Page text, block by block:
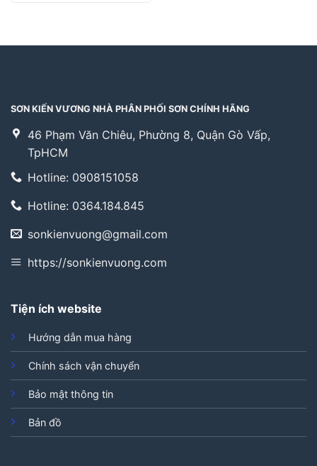
SƠN KIẾN VƯƠNG NHÀ PHÂN PHỐI SƠN CHÍNH HÃNG
46 Phạm Văn Chiêu, Phường 8, Quận Gò Vấp,
TpHCM
Hotline: 0908151058
Hotline: 0364.184.845
sonkienvuong@gmail.com
https://sonkienvuong.com
Tiện ích website
Hướng dẫn mua hàng
Chính sách vận chuyển
Bảo mật thông tin
Bản đồ